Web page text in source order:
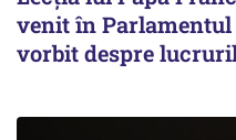
venit în Parlamentul
vorbit despre